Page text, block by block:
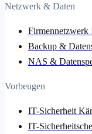
Netzwerk & Daten
Firmennetzwerk
Backup &
NAS &
Vorbeugen
IT-Sicherheit
IT-